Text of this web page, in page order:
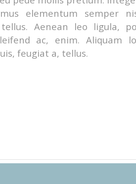
elementum semper
Aenean leo ligula,
ac, enim. Aliquam
feugiat a, tellus.